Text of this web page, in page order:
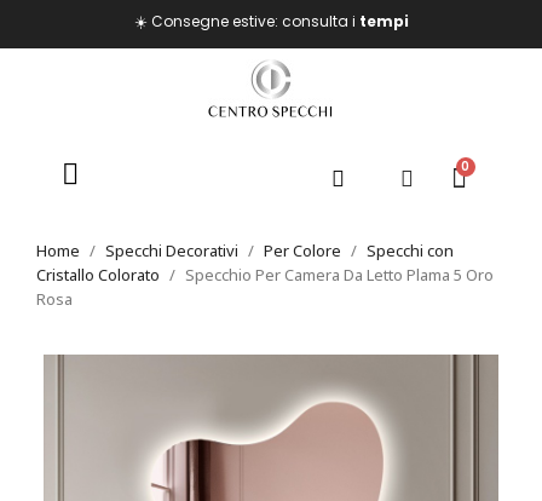
☀️ Consegne estive: consulta i tempi
Home Specchi Decorativi Per Colore
Specchi con
Cristallo Colorato
Specchio Per Camera Da Letto Plama 5 Oro
Rosa